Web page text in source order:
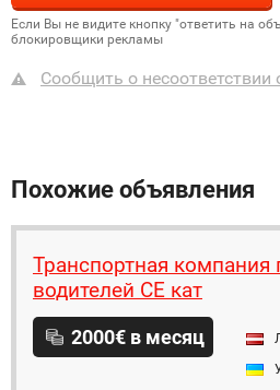
Если Вы не видите кнопку "ответить на
блокировщики рекламы
Сообщить о несоответствии
Похожие объявления
Транспортная компания
водителей СЕ кат
2000€ в месяц